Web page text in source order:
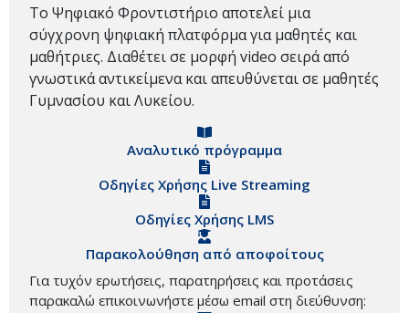
Το Ψηφιακό Φροντιστήριο αποτελεί μια
σύγχρονη ψηφιακή πλατφόρμα για μαθητές και
μαθήτριες. Διαθέτει σε μορφή video σειρά από
γνωστικά αντικείμενα και απευθύνεται σε μαθητές
Γυμνασίου και Λυκείου.
Αναλυτικό πρόγραμμα
Οδηγίες Χρήσης Live Streaming
Οδηγίες Χρήσης LMS
Παρακολούθηση από αποφοίτους
Για τυχόν ερωτήσεις, παρατηρήσεις και προτάσεις
παρακαλώ επικοινωνήστε μέσω email στη διεύθυνση: